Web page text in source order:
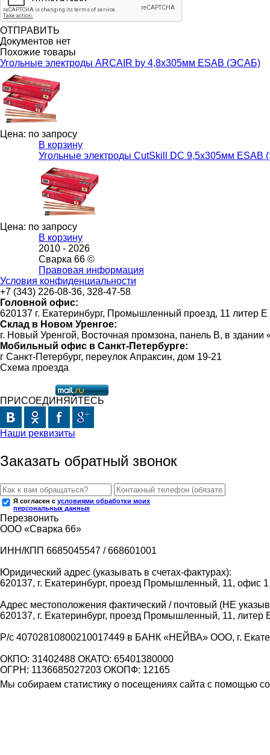
ОТПРАВИТЬ
Документов нет
Похожие товары
Угольные электроды ARCAIR by 4,8х305мм ESAB (ЭСАБ)
Цена: по запросу
В корзину
Угольные электроды CutSkill DC 9,5х305мм
Цена: по запросу
В корзину
2010 - 2026
Сварка 66 ©
Правовая информация
Условия конфиденциальности
+7 (343) 226-08-36, 328-47-58
Головной офис:
620137 г. Екатеринбург, Промышленный проезд, 11 литер Е
Склад в Новом Уренгое:
г. Новый Уренгой, Восточная промзона, панель В, в
Мобильный офис в Санкт-Петербурге:
г Санкт-Петербург, переулок Апраксин, дом 19-21
Схема проезда
ПРИСОЕДИНЯЙТЕСЬ
Наши реквизиты
Заказать обратный звонок
Я согласен с условиями обработки моих
персональных данных
Перезвонить
ООО «Сварка 66»
ИНН/КПП 6685045547 / 668601001
Юридический адрес (указывать в счетах-фактурах):
620137, г. Екатеринбург, проезд Промышленный, 11, офис 1
Адрес местоположения фактический / почтовый (НЕ
620137, г. Екатеринбург, проезд Промышленный, 11, литер
Р/с 40702810800210017449 в БАНК «НЕЙВА» ООО, г.
ОКПО: 31402488 ОКАТО: 65401380000
ОГРН: 1136685027203 ОКОПФ: 12165
Мы собираем статистику о посещениях сайта с помощью